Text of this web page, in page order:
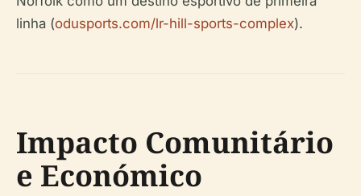
linha (odusports.com/lr-hill-sports-complex).
Impacto Comunitário
e Económico